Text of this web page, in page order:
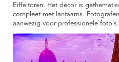
Eiffeltoren. Het decor is
compleet met lantaarns.
aanwezig voor professionele foto's.